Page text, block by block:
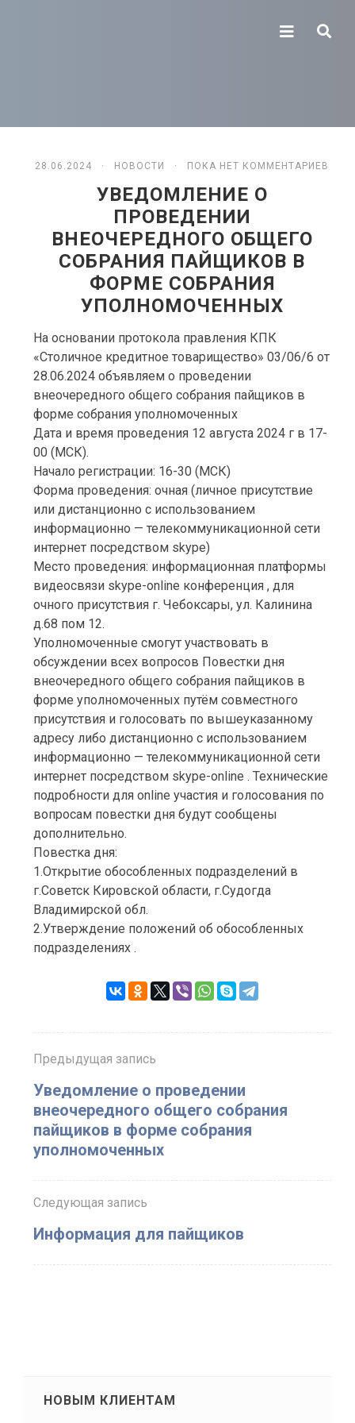
28.06.2024 · НОВОСТИ · ПОКА НЕТ КОММЕНТАРИЕВ
УВЕДОМЛЕНИЕ О
ПРОВЕДЕНИИ
ВНЕОЧЕРЕДНОГО ОБЩЕГО
СОБРАНИЯ ПАЙЩИКОВ В
ФОРМЕ СОБРАНИЯ
УПОЛНОМОЧЕННЫХ
На основании протокола правления КПК
«Столичное кредитное товарищество» 03/06/6 от
28.06.2024 объявляем о проведении
внеочередного общего собрания пайщиков в
форме собрания уполномоченных
Дата и время проведения 12 августа 2024 г в 17-
00 (МСК).
Начало регистрации: 16-30 (МСК)
Форма проведения: очная (личное присутствие
или дистанционно с использованием
информационно — телекоммуникационной сети
интернет посредством skype)
Место проведения: информационная платформы
видеосвязи skype-online конференция , для
очного присутствия г. Чебоксары, ул. Калинина
д.68 пом 12.
Уполномоченные смогут участвовать в
обсуждении всех вопросов Повестки дня
внеочередного общего собрания пайщиков в
форме уполномоченных путём совместного
присутствия и голосовать по вышеуказанному
адресу либо дистанционно с использованием
информационно — телекоммуникационной сети
интернет посредством skype-online . Технические
подробности для online участия и голосования по
вопросам повестки дня будут сообщены
дополнительно.
Повестка дня:
1.Открытие обособленных подразделений в
г.Советск Кировской области, г.Судогда
Владимирской обл.
2.Утверждение положений об обособленных
подразделениях .
Предыдущая запись
Уведомление о проведении
внеочередного общего собрания
пайщиков в форме собрания
уполномоченных
Следующая запись
Информация для пайщиков
НОВЫМ КЛИЕНТАМ